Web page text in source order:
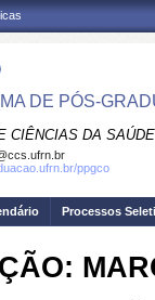
DE PÓS-
CIÊNCIAS DA SAÚDE
ppgco
Processos